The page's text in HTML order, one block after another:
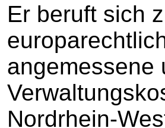
Er beruft sich
angemessene
Nordrhein-